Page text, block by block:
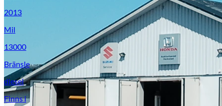
2013
Mil
13000
Bränsle
diesel
Finns i